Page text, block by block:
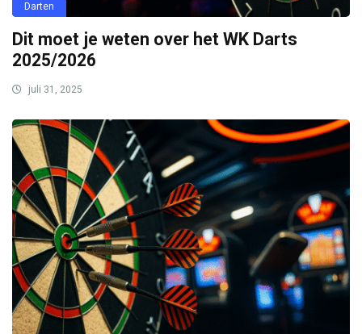
Darten
Dit moet je weten over het WK Darts
2025/2026
juli 31, 2025